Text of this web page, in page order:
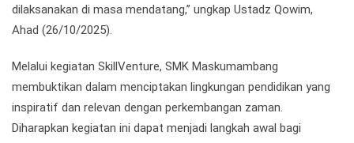
dilaksanakan di masa mendatang,” ungkap Ustadz Qowim,
Ahad (26/10/2025).
Melalui kegiatan SkillVenture, SMK Maskumambang
membuktikan dalam menciptakan lingkungan pendidikan yang
inspiratif dan relevan dengan perkembangan zaman.
Diharapkan kegiatan ini dapat menjadi langkah awal bagi